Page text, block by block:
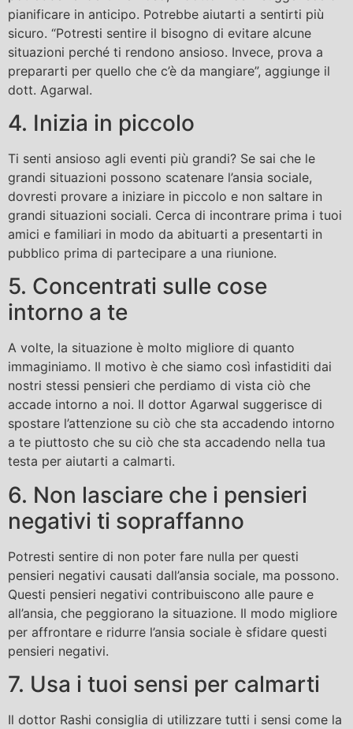
pianificare in anticipo. Potrebbe aiutarti a sentirti più
sicuro. “Potresti sentire il bisogno di evitare alcune
situazioni perché ti rendono ansioso. Invece, prova a
prepararti per quello che c’è da mangiare”, aggiunge il
dott. Agarwal.
4. Inizia in piccolo
Ti senti ansioso agli eventi più grandi? Se sai che le
grandi situazioni possono scatenare l’ansia sociale,
dovresti provare a iniziare in piccolo e non saltare in
grandi situazioni sociali. Cerca di incontrare prima i tuoi
amici e familiari in modo da abituarti a presentarti in
pubblico prima di partecipare a una riunione.
5. Concentrati sulle cose
intorno a te
A volte, la situazione è molto migliore di quanto
immaginiamo. Il motivo è che siamo così infastiditi dai
nostri stessi pensieri che perdiamo di vista ciò che
accade intorno a noi. Il dottor Agarwal suggerisce di
spostare l’attenzione su ciò che sta accadendo intorno
a te piuttosto che su ciò che sta accadendo nella tua
testa per aiutarti a calmarti.
6. Non lasciare che i pensieri
negativi ti sopraffanno
Potresti sentire di non poter fare nulla per questi
pensieri negativi causati dall’ansia sociale, ma possono.
Questi pensieri negativi contribuiscono alle paure e
all’ansia, che peggiorano la situazione. Il modo migliore
per affrontare e ridurre l’ansia sociale è sfidare questi
pensieri negativi.
7. Usa i tuoi sensi per calmarti
Il dottor Rashi consiglia di utilizzare tutti i sensi come la